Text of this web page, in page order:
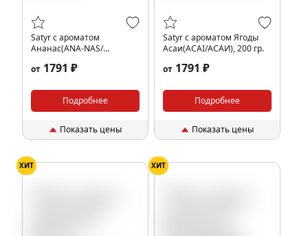
Satyr с ароматом
Ананас(ANA-NAS/
от 1791 ₽
Подробнее
Показать цены
Satyr с ароматом Ягоды
Асаи(ACAI/АСАИ), 200 гр.
от 1791 ₽
Подробнее
Показать цены
ХИТ ХИТ